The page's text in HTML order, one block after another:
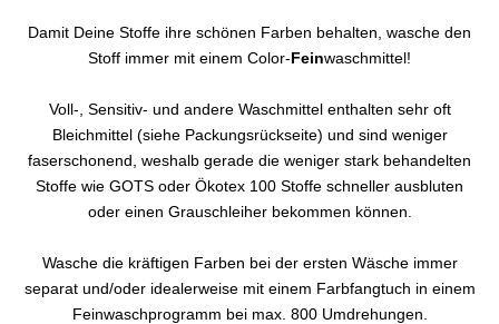
Damit Deine Stoffe ihre schönen Farben behalten, wasche den
Stoff immer mit einem Color-Feinwaschmittel!
Voll-, Sensitiv- und andere Waschmittel enthalten sehr oft
Bleichmittel (siehe Packungsrückseite) und sind weniger
faserschonend, weshalb gerade die weniger stark behandelten
Stoffe wie GOTS oder Ökotex 100 Stoffe schneller ausbluten
oder einen Grauschleiher bekommen können.
Wasche die kräftigen Farben bei der ersten Wäsche immer
separat und/oder idealerweise mit einem Farbfangtuch in einem
Feinwaschprogramm bei max. 800 Umdrehungen.